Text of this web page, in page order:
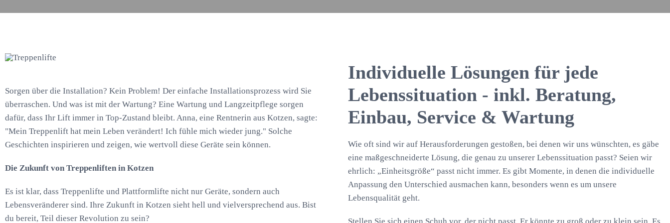
Sorgen über die Installation? Kein Problem! Der einfache Installationsprozess wird Sie
überraschen. Und was ist mit der Wartung? Eine Wartung und Langzeitpflege sorgen
dafür, dass Ihr Lift immer in Top-Zustand bleibt. Anna, eine Rentnerin aus Kotzen, sagte:
"Mein Treppenlift hat mein Leben verändert! Ich fühle mich wieder jung." Solche
Geschichten inspirieren und zeigen, wie wertvoll diese Geräte sein können.
Die Zukunft von Treppenliften in Kotzen
Es ist klar, dass Treppenlifte und Plattformlifte nicht nur Geräte, sondern auch
Lebensveränderer sind. Ihre Zukunft in Kotzen sieht hell und vielversprechend aus. Bist
du bereit, Teil dieser Revolution zu sein?
Individuelle Lösungen für jede
Lebenssituation - inkl. Beratung,
Einbau, Service & Wartung
Wie oft sind wir auf Herausforderungen gestoßen, bei denen wir uns wünschten, es gäbe
eine maßgeschneiderte Lösung, die genau zu unserer Lebenssituation passt? Seien wir
ehrlich: „Einheitsgröße“ passt nicht immer. Es gibt Momente, in denen die individuelle
Anpassung den Unterschied ausmachen kann, besonders wenn es um unsere
Lebensqualität geht.